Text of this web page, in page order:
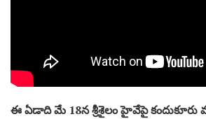
ఈ ఏడాది మే 18న శ్రీశైలం హైవేపై కందుకూరు